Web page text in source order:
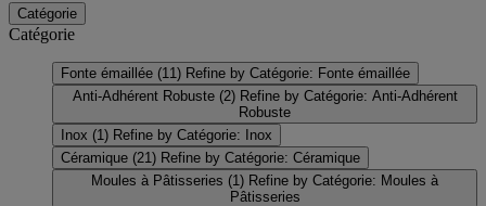
Catégorie
Catégorie
Fonte émaillée (11) Refine by Catégorie: Fonte émaillée
Anti-Adhérent Robuste (2) Refine by Catégorie: Anti-Adhérent
Robuste
Inox (1) Refine by Catégorie: Inox
Céramique (21) Refine by Catégorie: Céramique
Moules à Pâtisseries (1) Refine by Catégorie: Moules à
Pâtisseries